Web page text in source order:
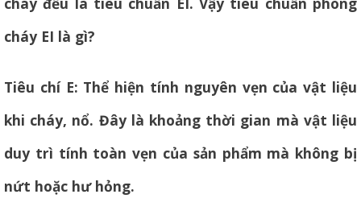
cháy EI là gì?
Tiêu chí E: Thể hiện tính nguyên vẹn của vật liệu
khi cháy, nổ. Đây là khoảng thời gian mà vật liệu
duy trì tính toàn vẹn của sản phẩm mà không bị
nứt hoặc hư hỏng.